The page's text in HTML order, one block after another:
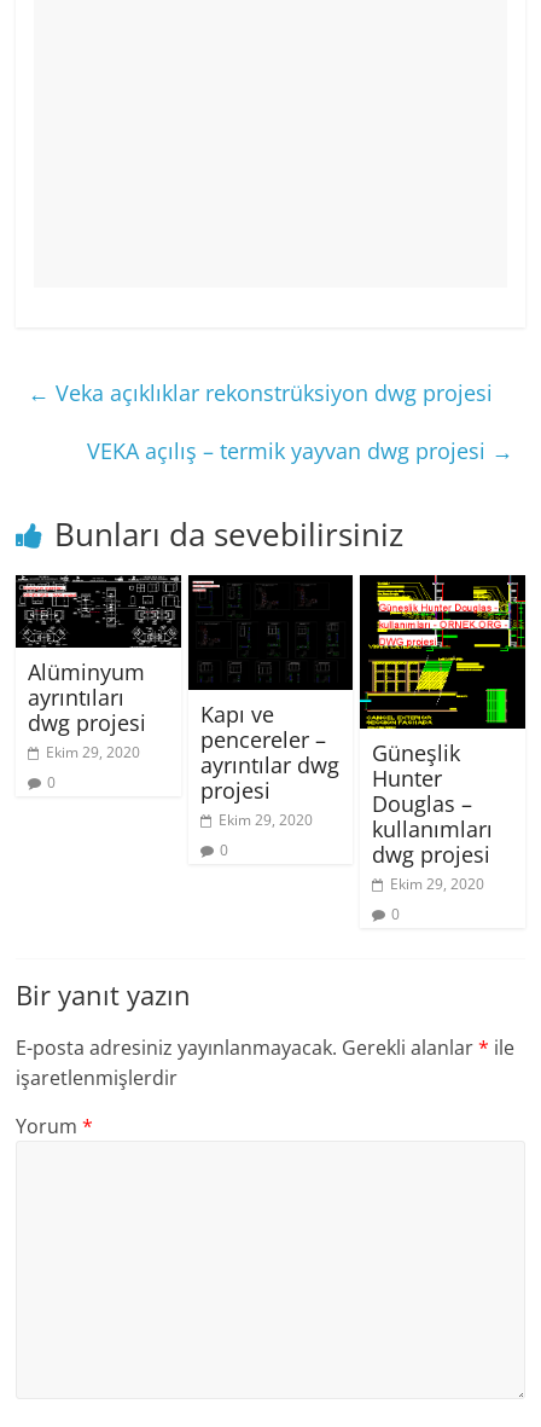
← Veka açıklıklar rekonstrüksiyon dwg projesi
VEKA açılış – termik yayvan dwg projesi →
Bunları da sevebilirsiniz
Alüminyum
ayrıntıları
dwg projesi
Ekim 29, 2020
0
Kapı ve
pencereler –
ayrıntılar dwg
projesi
Ekim 29, 2020
0
Güneşlik
Hunter
Douglas –
kullanımları
dwg projesi
Ekim 29, 2020
0
Bir yanıt yazın
E-posta adresiniz yayınlanmayacak. Gerekli alanlar* ile
işaretlenmişlerdir
Yorum*